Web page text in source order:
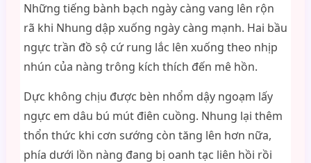
Những tiếng bành bạch ngày càng vang lên rộn
rã khi Nhung dập xuống ngày càng mạnh. Hai bầu
ngực trần đồ sộ cứ rung lắc lên xuống theo nhịp
nhún của nàng trông kích thích đến mê hồn.
Dực không chịu được bèn nhổm dậy ngoạm lấy
ngực em dâu bú mút điên cuồng. Nhung lại thêm
thổn thức khi cơn sướng còn tăng lên hơn nữa,
phía dưới lồn nàng đang bị oanh tạc liên hồi rồi